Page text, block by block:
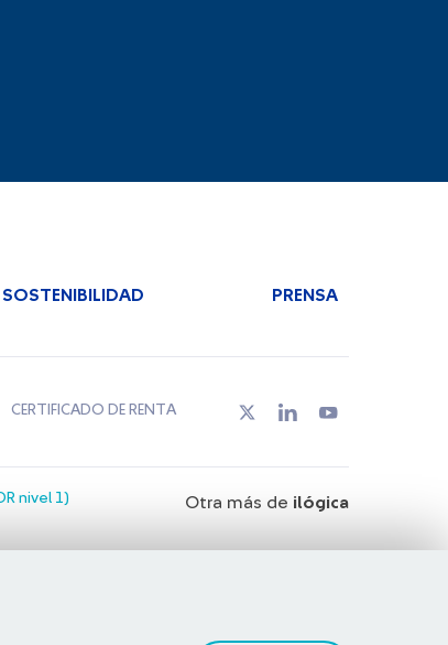
SOSTENIBILIDAD PRENSA
CERTIFICADO DE RENTA
nivel 1) Otra más de ilógica